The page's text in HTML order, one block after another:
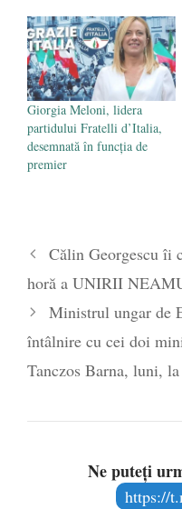
Giorgia Meloni, lidera
partidului Fratelli d’Italia,
desemnată în funcția de
premier
Călin Georgescu îi
horă a UNIRII
Ministrul ungar de
întâlnire cu cei doi
Tanczos Barna, luni,
Ne puteți
https://